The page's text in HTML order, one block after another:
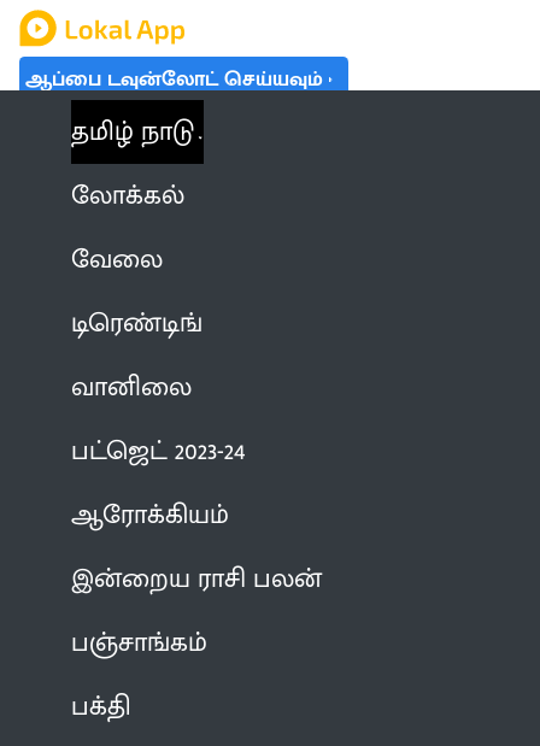
ஆப்பை டவுன்லோட் செய்யவும்
தமிழ் நாடு
லோக்கல்
வேலை
டிரெண்டிங்
வானிலை
பட்ஜெட் 2023-24
ஆரோக்கியம்
இன்றைய ராசி பலன்
பஞ்சாங்கம்
பக்தி